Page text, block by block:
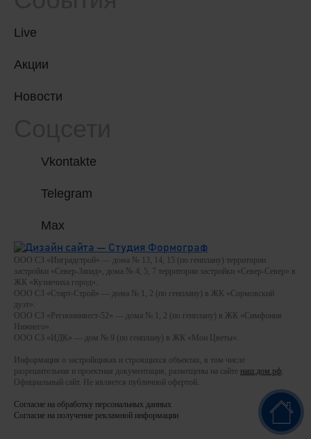
Live
Акции
Новости
Vkontakte
Telegram
Max
ООО СЗ «Инградстрой» — дома № 13, 14, 15 (по генплану) территории
застройки «Север-Запад», дома № 4, 5, 7 территории застройки «Север-Север» в
ЖК «Кузнечиха город».
ООО СЗ «Старт-Строй» — дома № 1, 2 (по генплану) в ЖК «Сормовский
дуэт».
ООО СЗ «Регионинвест-52» — дома № 1, 2 (по генплану) в ЖК «Симфония
Нижнего».
ООО СЗ «ИДК» — дом № 9 (по генплану) в ЖК «Мои Цветы».
Информация о застройщиках и строящихся объектах, в том числе
разрешительная и проектная документация, размещены на сайте наш.дом.рф.
Официальный сайт. Не является публичной офертой.
Согласие на обработку персональных данных
Согласие на получение рекламной информации